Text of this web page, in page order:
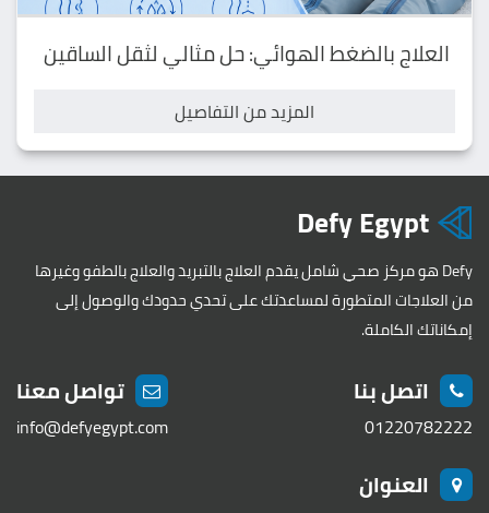
العلاج بالضغط الهوائي: حل مثالي لثقل الساقين
المزيد من التفاصيل
Defy Egypt
Defy هو مركز صحي شامل يقدم العلاج بالتبريد والعلاج بالطفو وغيرها
من العلاجات المتطورة لمساعدتك على تحدي حدودك والوصول إلى
إمكاناتك الكاملة.
اتصل بنا
01220782222
تواصل معنا
info@defyegypt.com
العنوان